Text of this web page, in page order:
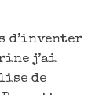
d’inventer
j’ai
de